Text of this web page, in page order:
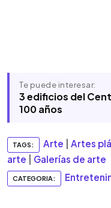
Te puede interesar:
3 edificios del
100 años
TAGS: Arte Artes
arte
Galerías de arte
CATEGORIA: